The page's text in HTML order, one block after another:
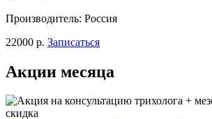
Производитель: Россия
22000 р. Записаться
Акции месяца